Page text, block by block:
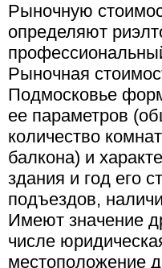
Рыночную
определяют
Рыночная
Подмосковье
ее параметров
количество
балкона) и
здания и год его
подъездов,
Имеют значение
числе
местоположение